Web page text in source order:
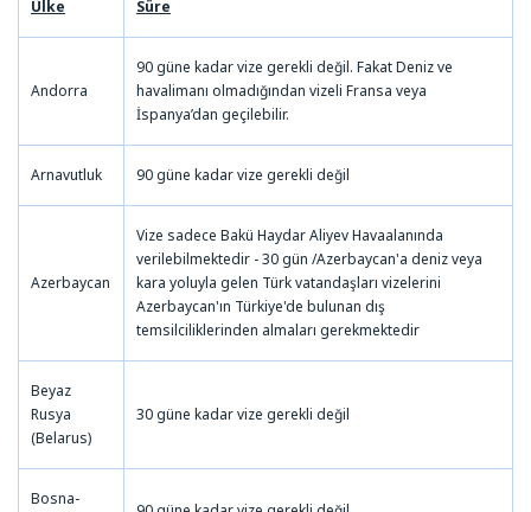
Ülke Süre
Andorra
90 güne kadar vize gerekli değil. Fakat Deniz ve
havalimanı olmadığından vizeli Fransa veya
İspanya’dan geçilebilir.
Arnavutluk 90 güne kadar vize gerekli değil
Azerbaycan
Vize sadece Bakü Haydar Aliyev Havaalanında
verilebilmektedir - 30 gün /Azerbaycan'a deniz veya
kara yoluyla gelen Türk vatandaşları vizelerini
Azerbaycan'ın Türkiye'de bulunan dış
temsilciliklerinden almaları gerekmektedir
Beyaz
Rusya
(Belarus)
30 güne kadar vize gerekli değil
Bosna-